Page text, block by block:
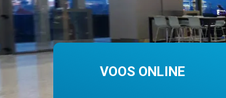
VOOS ONLINE